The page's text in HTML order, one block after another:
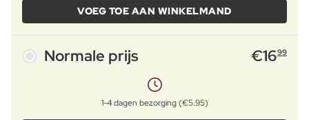
VOEG TOE AAN WINKELMAND
Normale prijs €1699
1-4 dagen bezorging (€5.95)